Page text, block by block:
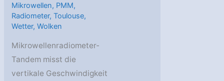
Mikrowellen, PMM,
Radiometer,Toulouse,
Wetter,Wolken
Mikrowellenradiometer-
Tandem misst die
vertikale Geschwindigkeit